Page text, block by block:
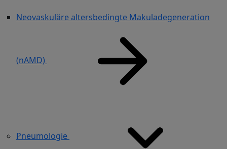
Neovaskuläre altersbedingte Makuladegeneration
(nAMD)
Pneumologie